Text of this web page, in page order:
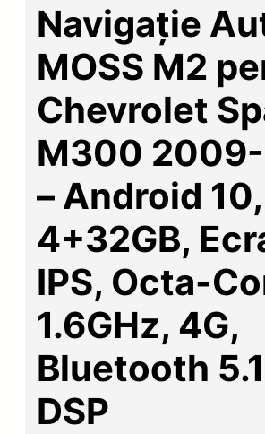
Navigație
MOSS M2
Chevrolet
M300
– Android 10,
4+32GB,
IPS, Octa-
1.6GHz, 4G,
Bluetooth
DSP